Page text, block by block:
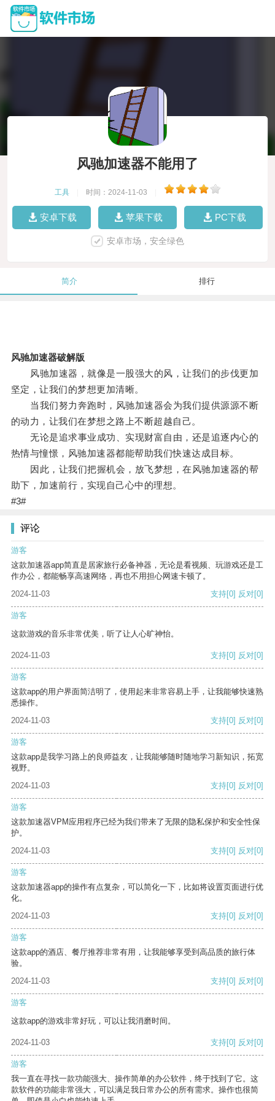
风驰加速器不能用了
工具 时间：2024-11-03
安卓下载 苹果下载 PC下载
安卓市场，安全绿色
简介 排行
风驰加速器破解版
风驰加速器，就像是一股强大的风，让我们的步伐更加
坚定，让我们的梦想更加清晰。
当我们努力奔跑时，风驰加速器会为我们提供源源不断
的动力，让我们在梦想之路上不断超越自己。
无论是追求事业成功、实现财富自由，还是追逐内心的
热情与憧憬，风驰加速器都能帮助我们快速达成目标。
因此，让我们把握机会，放飞梦想，在风驰加速器的帮
助下，加速前行，实现自己心中的理想。
#3#
评论
游客
这款加速器app简直是居家旅行必备神器，无论是看视频、玩游戏还是工
作办公，都能畅享高速网络，再也不用担心网速卡顿了。
2024-11-03
支持[0] 反对[0]
游客
这款游戏的音乐非常优美，听了让人心旷神怡。
2024-11-03 支持[0] 反对[0]
游客
这款app的用户界面简洁明了，使用起来非常容易上手，让我能够快速熟
悉操作。
2024-11-03
支持[0] 反对[0]
游客
这款app是我学习路上的良师益友，让我能够随时随地学习新知识，拓宽
视野。
2024-11-03
支持[0] 反对[0]
游客
这款加速器VPM应用程序已经为我们带来了无限的隐私保护和安全性保
护。
2024-11-03
支持[0] 反对[0]
游客
这款加速器app的操作有点复杂，可以简化一下，比如将设置页面进行优
化。
2024-11-03
支持[0] 反对[0]
游客
这款app的酒店、餐厅推荐非常有用，让我能够享受到高品质的旅行体
验。
2024-11-03
支持[0] 反对[0]
游客
这款app的游戏非常好玩，可以让我消磨时间。
2024-11-03 支持[0] 反对[0]
游客
我一直在寻找一款功能强大、操作简单的办公软件，终于找到了它。这
款软件的功能非常强大，可以满足我日常办公的所有需求。操作也很简